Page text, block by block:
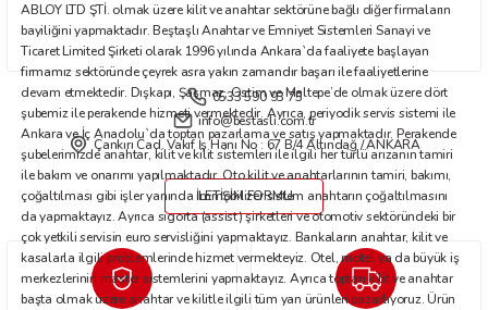
Gönder
ABLOY LTD ŞTİ. olmak üzere kilit ve anahtar sektörüne bağlı diğer firmaların
bayiliğini yapmaktadır. Beştaşlı Anahtar ve Emniyet Sistemleri Sanayi ve
Ticaret Limited Şirketi olarak 1996 yılında Ankara`da faaliyete başlayan
firmamız sektöründe çeyrek asra yakın zamandır başarı ile faaliyetlerine
devam etmektedir. Dışkapı, Şaşmaz, Ostim ve Maltepe’de olmak üzere dört
şubemiz ile perakende hizmeti vermektedir. Ayrıca, periyodik servis sistemi ile
Ankara ve İç Anadolu`da toptan pazarlama ve satış yapmaktadır. Perakende
şubelerimizde anahtar, kilit ve kilit sistemleri ile ilgili her türlü arızanın tamiri
ile bakım ve onarımı yapılmaktadır. Oto kilit ve anahtarlarının tamiri, bakımı,
çoğaltılması gibi işler yanında immobilizer sistem anahtarın çoğaltılmasını
da yapmaktayız. Ayrıca sigorta (assist) şirketleri ve otomotiv sektöründeki bir
çok yetkili servisin euro servisliğini yapmaktayız. Bankaların anahtar, kilit ve
kasalarla ilgili problemlerinde hizmet vermekteyiz. Otel, motel ya da büyük iş
merkezlerinin master sistemlerini yapmaktayız. Ayrıca toptan kilit ve anahtar
başta olmak üzere anahtar ve kilitle ilgili tüm yan ürünleri pazarlıyoruz. Ürün
0533 590 93 75
info@bestasli.com.tr
Çankırı Cad. Vakıf İş Hanı No : 67 B/4 Altındağ / ANKARA
İLETİŞİM FORMU